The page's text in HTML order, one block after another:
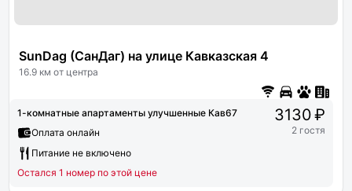
SunDag (СанДаг) на улице Кавказская 4
16.9 км от центра
1-комнатные апартаменты улучшенные Кав67
Оплата онлайн
Питание не включено
Остался 1 номер по этой цене
3130 ₽
2 гостя